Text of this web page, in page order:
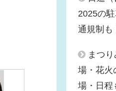
2025の
通規制も
まつ
場・花火
場・日程